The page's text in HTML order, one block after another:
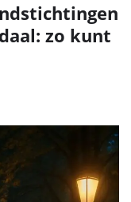
zo kunt